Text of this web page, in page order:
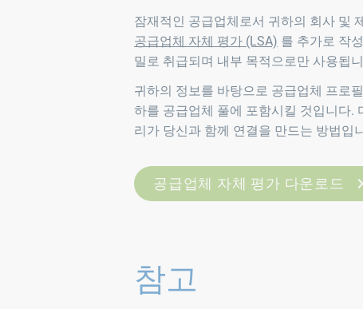
잠재적인 공급업체로서 귀하의 회사 및
공급업체 자체 평가 (LSA) 를 추가로 작
밀로 취급되며 내부 목적으로만 사용됩
귀하의 정보를 바탕으로 공급업체 프로
하를 공급업체 풀에 포함시킬 것입니다.
리가 당신과 함께 연결을 만드는 방법입
공급업체 자체 평가 다운로드
참고